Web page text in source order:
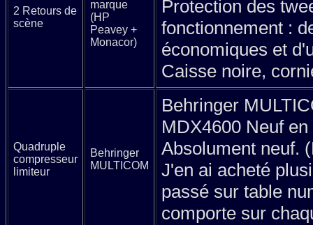
2 Retours de
scène
marque
(HP
Peavey +
Monacor)
Protection des
fonctionnement :
économiques et
Caisse noire,
Quadruple
compresseur
limiteur
Behringer
MULTICOM
Behringer
MDX4600 Neuf
Absolument neuf.
J'en ai acheté
passé sur table
comporte sur